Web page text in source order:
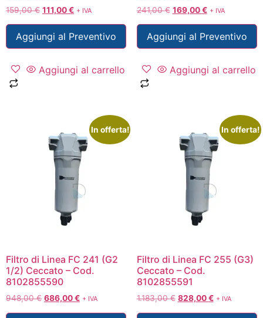
159,00€ 111,00€ + IVA
Aggiungi al Preventivo
Aggiungi al carrello
241,00€ 169,00€ + IVA
Aggiungi al Preventivo
Aggiungi al carrello
In offerta!
Filtro di Linea FC 241 (G2
1/2) Ceccato – Cod.
8102855590
948,00€ 686,00€ + IVA
In offerta!
Filtro di Linea FC 255 (G3)
Ceccato – Cod.
8102855591
1.183,00€ 828,00€ + IVA